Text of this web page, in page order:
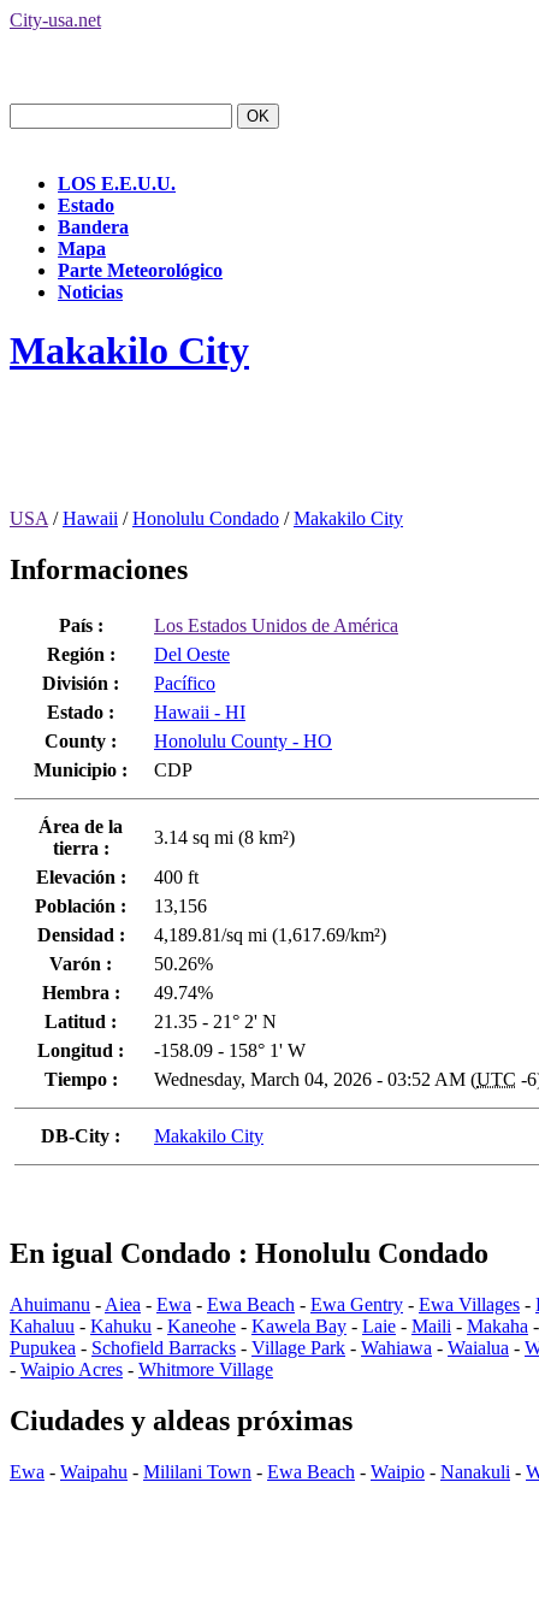
City-usa.net
LOS E.E.U.U.
Estado
Bandera
Mapa
Parte Meteorológico
Noticias
Makakilo City
USA /Hawaii /Honolulu Condado /Makakilo City
Informaciones
País :
Los Estados Unidos de América
Región :
Del Oeste
División :
Pacífico
Estado :
Hawaii - HI
County :
Honolulu County - HO
Municipio :
CDP
Área de la
tierra :
3.14 sq mi (8 km²)
Elevación :
400 ft
Población :
13,156
Densidad :
4,189.81/sq mi (1,617.69/km²)
Varón :
50.26%
Hembra :
49.74%
Latitud :
21.35 - 21° 2' N
Longitud :
-158.09 - 158° 1' W
Tiempo :
Wednesday, March 04, 2026 - 03:52 AM (UTC -
DB-City : Makakilo City
En igual Condado : Honolulu Condado
Ahuimanu - Aiea - Ewa - Ewa Beach - Ewa Gentry - Ewa Villages -
Kahaluu - Kahuku - Kaneohe - Kawela Bay - Laie - Maili - Makaha
Pupukea - Schofield Barracks - Village Park - Wahiawa - Waialua -
- Waipio Acres - Whitmore Village
Ciudades y aldeas próximas
Ewa - Waipahu - Mililani Town - Ewa Beach - Waipio - Nanakuli -